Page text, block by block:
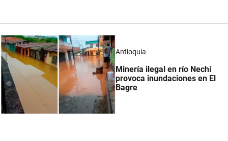
Antioquia
Minería ilegal en río Nechí
provoca inundaciones en El
Bagre